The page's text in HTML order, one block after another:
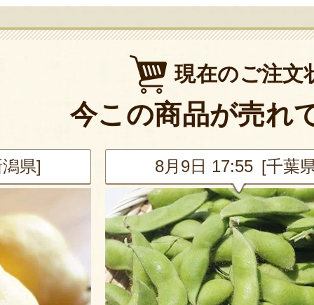
現在のご注文
今この商品が売れ
県] 8月9日 17:55 [千葉